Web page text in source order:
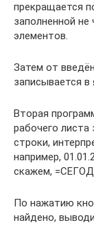
прекращается
заполненной не
элементов.
Затем от
записывается в
Вторая
рабочего
строки,
например,
скажем,
По нажатию
найдено,